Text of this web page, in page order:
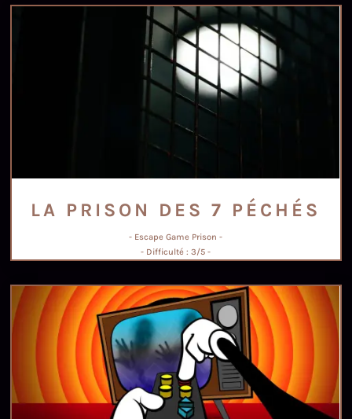
LA PRISON DES 7 PÉCHÉS
- Escape Game Prison -
- Difficulté : 3/5 -